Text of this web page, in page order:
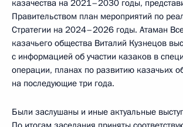
казачества на 2021–2030 годы,
Правительством план мероприятий по
Стратегии на 2024–2026 годы. Атаман
казачьего общества Виталий Кузнецов
с информацией об участии казаков в
операции, планах по развитию казачьих
на последующие три года.
Были заслушаны и иные актуальные